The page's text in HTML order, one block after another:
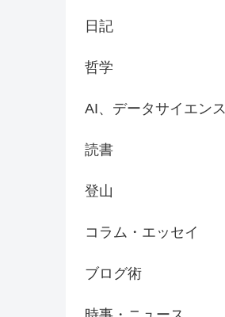
日記
哲学
AI、データサイエンス
読書
登山
コラム・エッセイ
ブログ術